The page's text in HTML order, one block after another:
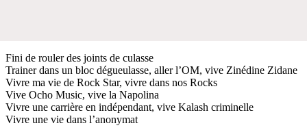
Fini de rouler des joints de culasse
Trainer dans un bloc dégueulasse, aller l’OM, vive Zinédine Zidane
Vivre ma vie de Rock Star, vivre dans nos Rocks
Vive Ocho Music, vive la Napolina
Vivre une carrière en indépendant, vive Kalash criminelle
Vivre une vie dans l’anonymat